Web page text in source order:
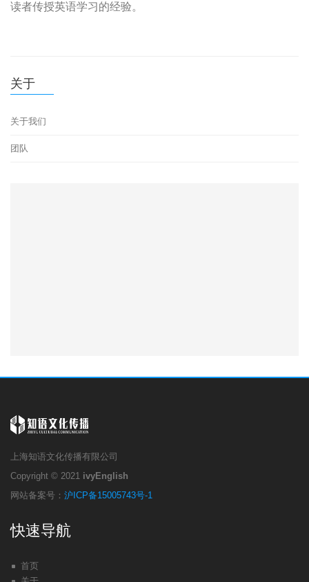
读者传授英语学习的经验。
关于
关于我们
团队
上海知语文化传播有限公司
Copyright © 2021 ivyEnglish
网站备案号： 沪ICP备15005743号-1
快速导航
首页